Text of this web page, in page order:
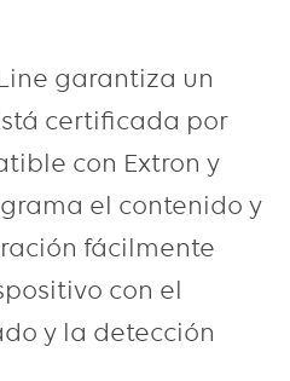
garantiza un
certificada por
con Extron y
el contenido y
fácilmente
con el
y la detección